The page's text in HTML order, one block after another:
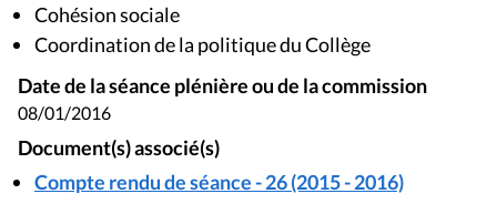
Cohésion sociale
Coordination de la politique du Collège
Date de la séance plénière ou de la commission
08/01/2016
Document(s) associé(s)
Compte rendu de séance - 26 (2015 - 2016)